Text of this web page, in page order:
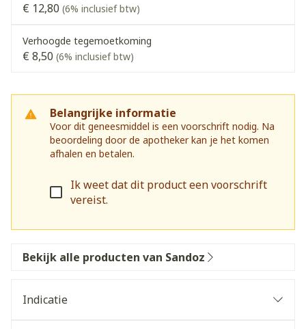
€ 12,80 (6% inclusief btw)
Verhoogde tegemoetkoming
€ 8,50 (6% inclusief btw)
Belangrijke informatie
Voor dit geneesmiddel is een voorschrift nodig. Na
beoordeling door de apotheker kan je het komen
afhalen en betalen.
Ik weet dat dit product een voorschrift
vereist.
Bekijk alle producten van Sandoz
Indicatie